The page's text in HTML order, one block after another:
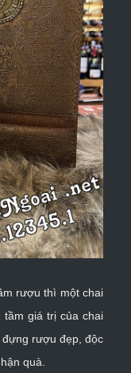
rượu thì một chai
giá trị của chai
rượu đẹp, độc
quà.